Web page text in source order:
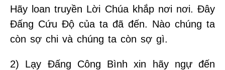
Hãy loan truyền Lời Chúa khắp nơi nơi. Đây
Đấng Cứu Độ của ta đã đến. Nào chúng ta
còn sợ chi và chúng ta còn sợ gì.
2) Lạy Đấng Công Bình xin hãy ngự đến